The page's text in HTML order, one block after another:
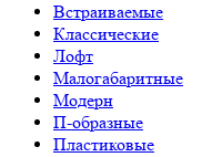
Встраиваемые
Классические
Лофт
Малогабаритные
Модерн
П-образные
Пластиковые